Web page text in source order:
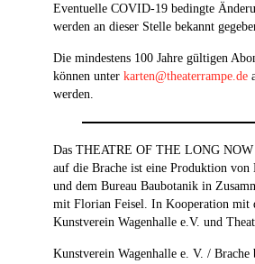
Eventuelle COVID-19 bedingte
werden an dieser Stelle bekannt
Die mindestens 100 Jahre gültigen
können unter karten@theaterrampe.de
werden.
Das THEATRE OF THE LONG NOW
auf die Brache ist eine Produktion von
und dem Bureau Baubotanik in
mit Florian Feisel. In Kooperation mit
Kunstverein Wagenhalle e.V. und
Kunstverein Wagenhalle e. V. / Brache